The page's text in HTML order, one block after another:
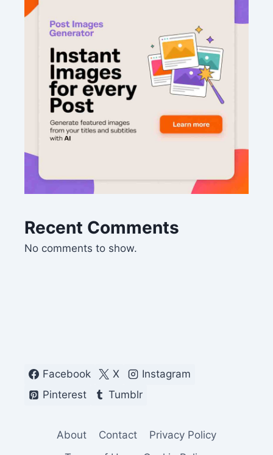
Recent Comments
No comments to show.
Facebook X
Instagram
Pinterest
Tumblr
About Contact
Privacy Policy